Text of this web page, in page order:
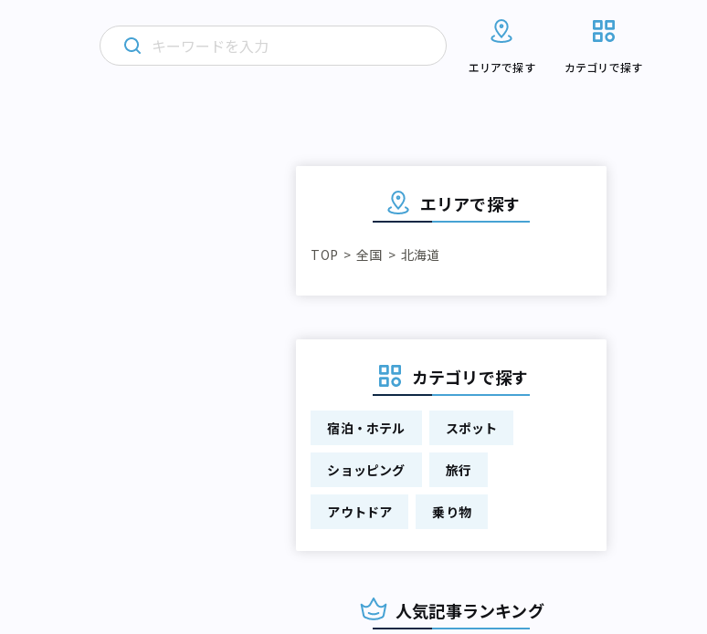
エリアで探す カテゴリで探す
エリアで探す
TOP 全国 北海道
カテゴリで探す
宿泊・ホテル スポット
ショッピング 旅行
アウトドア 乗り物
人気記事ランキング